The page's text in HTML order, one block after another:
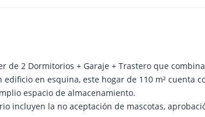
de 2 Dormitorios + Garaje + Trastero que
en esquina, este hogar de 110 m² cuenta
espacio de almacenamiento.
incluyen la no aceptación de mascotas,